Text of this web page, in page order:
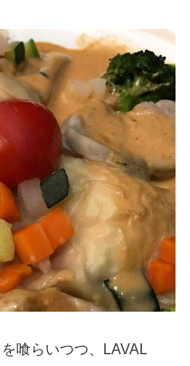
喰らいつつ、LAVAL